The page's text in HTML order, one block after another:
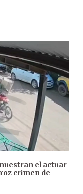
el actuar
crimen de